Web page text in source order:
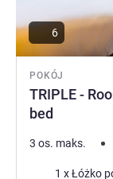
POKÓJ
TRIPLE -
bed
6
3 os. maks.
Pościel